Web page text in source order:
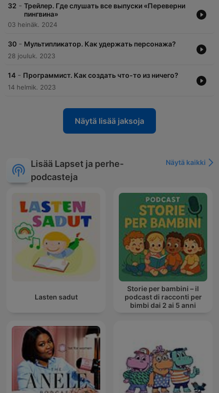
32 - Трейлер. Где слушать все выпуски «Переверни
пингвина»
03 heinäk. 2024
30 - Мультипликатор. Как удержать персонажа?
28 jouluk. 2023
14 - Программист. Как создать что-то из ничего?
14 helmik. 2023
Näytä lisää jaksoja
Lisää Lapset ja perhe-
podcasteja
Näytä kaikki
Lasten sadut
Storie per bambini – il
podcast di racconti per
bimbi dai 2 ai 5 anni